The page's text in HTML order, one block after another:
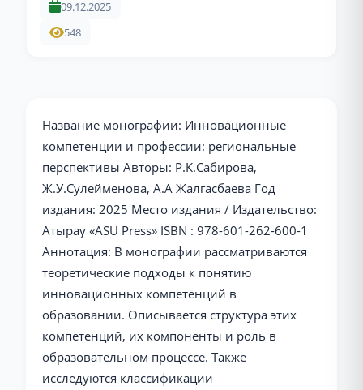
09.12.2025
548
Название монографии: Инновационные
компетенции и профессии: региональные
перспективы Авторы: Р.К.Сабирова,
Ж.У.Сулейменова, А.А Жалгасбаева Год
издания: 2025 Место издания / Издательство:
Атырау «ASU Press» ISBN : 978-601-262-600-1
Аннотация: В монографии рассматриваются
теоретические подходы к понятию
инновационных компетенций в
образовании. Описывается структура этих
компетенций, их компоненты и роль в
образовательном процессе. Также
исследуются классификации